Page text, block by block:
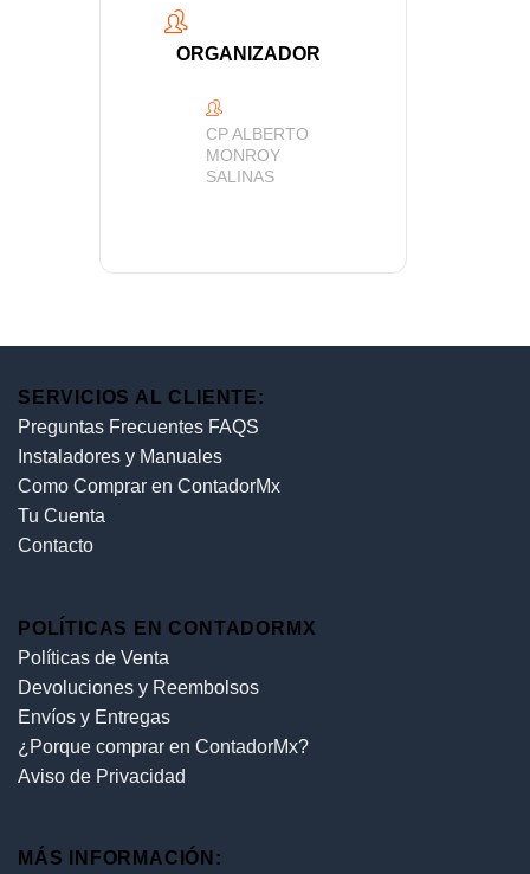
ORGANIZADOR
CP ALBERTO
MONROY
SALINAS
SERVICIOS AL CLIENTE:
Preguntas Frecuentes FAQS
Instaladores y Manuales
Como Comprar en ContadorMx
Tu Cuenta
Contacto
POLÍTICAS EN CONTADORMX
Políticas de Venta
Devoluciones y Reembolsos
Envíos y Entregas
¿Porque comprar en ContadorMx?
Aviso de Privacidad
MÁS INFORMACIÓN: